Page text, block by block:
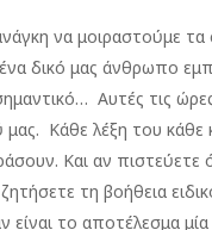
να μοιραστούμε
δικό μας άνθρωπο
Αυτές τις
μας. Κάθε λέξη του
Και αν πιστεύετε
τη βοήθεια
είναι το αποτέλεσμα